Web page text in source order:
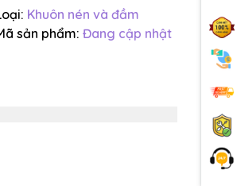
Khuôn nén và đầm
sản phẩm: Đang cập nhật